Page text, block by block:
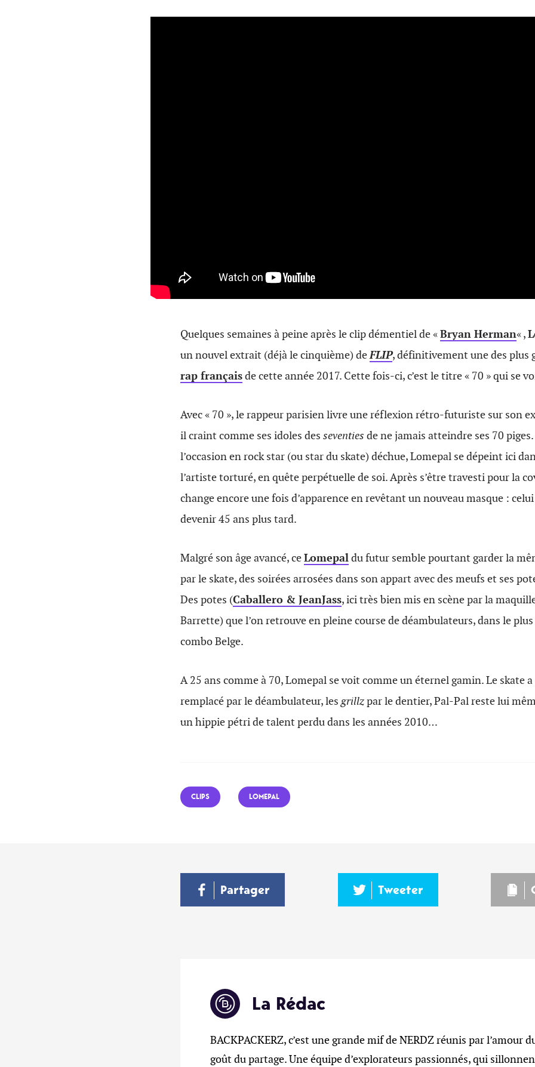
Quelques semaines à peine après le clip démentiel de «Bryan Herman« ,
un nouvel extrait (déjà le cinquième) deFLIP, définitivement une des plus
rap françaisde cette année 2017. Cette fois-ci, c’est le titre « 70 » qui se
Avec « 70 », le rappeur parisien livre une réflexion rétro-futuriste sur son
il craint comme ses idoles des seventies de ne jamais atteindre ses 70
l’occasion en rock star (ou star du skate) déchue, Lomepal se dépeint ici
l’artiste torturé, en quête perpétuelle de soi. Après s’être travesti pour la
change encore une fois d’apparence en revêtant un nouveau masque : celui
devenir 45 ans plus tard.
Malgré son âge avancé, ceLomepaldu futur semble pourtant garder la
par le skate, des soirées arrosées dans son appart avec des meufs et ses
Des potes (Caballero & JeanJass, ici très bien mis en scène par la
Barrette) que l’on retrouve en pleine course de déambulateurs, dans le
combo Belge.
A 25 ans comme à 70, Lomepal se voit comme un éternel gamin. Le skate
remplacé par le déambulateur, les grillzpar le dentier, Pal-Pal reste lui
un hippie pétri de talent perdu dans les années 2010…
CLIPS LOMEPAL
Partager Tweeter
La Rédac
BACKPACKERZ, c’est une grande mif de NERDZ réunis par l’amour
goût du partage. Une équipe d’explorateurs passionnés, qui